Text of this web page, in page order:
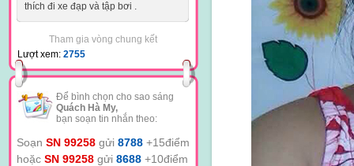
thích đi xe đạp và tập bơi .
Tham gia vòng chung kết
Lượt xem: 2755
Để bình chọn cho sao sáng
Quách Hà My,
bạn soạn tin nhắn theo:
Soạn SN 99258gửi 8788+15điểm
hoặc SN 99258gửi 8688+10điểm